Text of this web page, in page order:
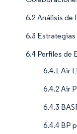
6.2 Análisis
6.3
6.4 Perfiles de
6.4.1 Air
6.4.2 Air
6.4.3
6.4.4 BP